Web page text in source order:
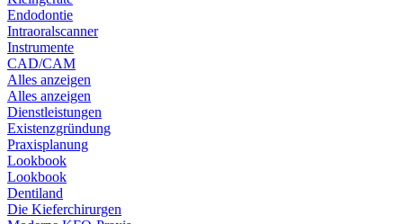
Endodontie
Intraoralscanner
Instrumente
CAD/CAM
Alles anzeigen
Alles anzeigen
Dienstleistungen
Existenzgründung
Praxisplanung
Lookbook
Lookbook
Dentiland
Die Kieferchirurgen